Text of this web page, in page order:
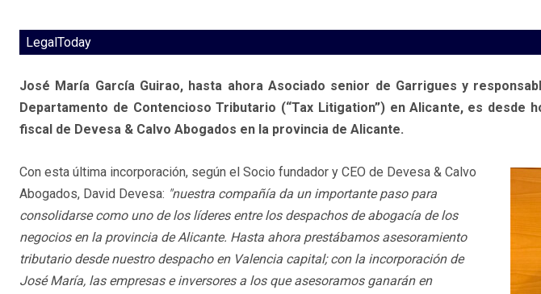
LegalToday
José María García Guirao, hasta ahora Asociado senior de Garrigues y
Departamento de Contencioso Tributario (“Tax Litigation”) en Alicante, es desde
fiscal de Devesa & Calvo Abogados en la provincia de Alicante.
Con esta última incorporación, según el Socio fundador y CEO de Devesa & Calvo
Abogados, David Devesa: "nuestra compañía da un importante paso para
consolidarse como uno de los líderes entre los despachos de abogacía de los
negocios en la provincia de Alicante. Hasta ahora prestábamos asesoramiento
tributario desde nuestro despacho en Valencia capital; con la incorporación de
José María, las empresas e inversores a los que asesoramos ganarán en